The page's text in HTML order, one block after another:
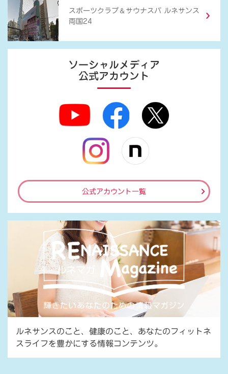
スポーツクラブ ＆ サウナスパ ルネサンス
両国24
ソーシャルメディア
公式アカウント
公式アカウント一覧
ルネサンスのこと、健康のこと、あなたのフィットネ
スライフを豊かにする情報コンテンツ。